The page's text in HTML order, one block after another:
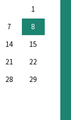
1
7
8
14
15
21
22
28
29